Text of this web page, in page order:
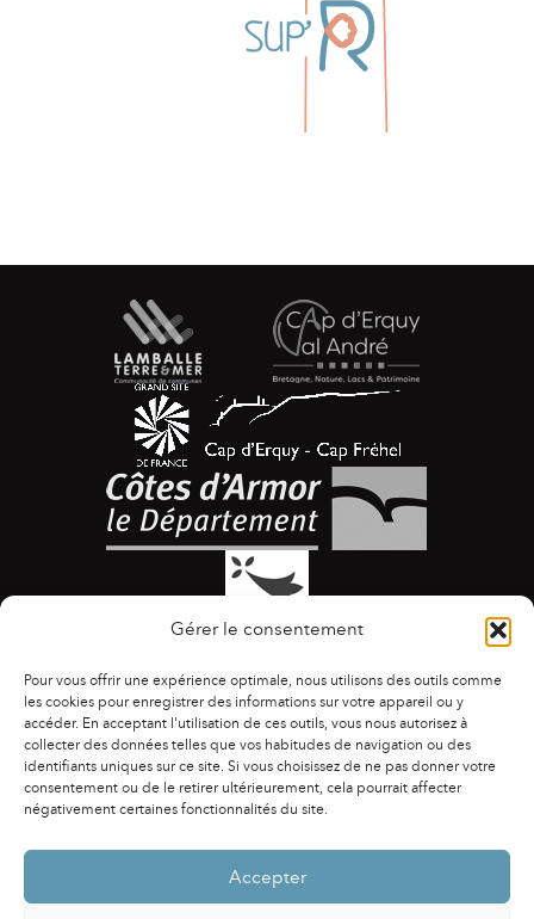
Gérer le consentement
Pour vous offrir une expérience optimale, nous utilisons des outils comme
les cookies pour enregistrer des informations sur votre appareil ou y
accéder. En acceptant l'utilisation de ces outils, vous nous autorisez à
collecter des données telles que vos habitudes de navigation ou des
identifiants uniques sur ce site. Si vous choisissez de ne pas donner votre
consentement ou de le retirer ultérieurement, cela pourrait affecter
négativement certaines fonctionnalités du site.
Accepter
ACCESSIBILITÉ | AGENDA | ASSOCIATIONS
|
CONTACTS
PUBLICATIONS ESPACE PRESSE